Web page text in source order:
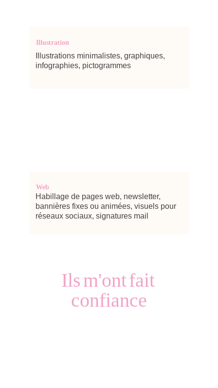
Illustrations minimalistes, graphiques,
infographies, pictogrammes
Illustration
Habillage de pages web, newsletter,
bannières fixes ou animées, visuels pour
réseaux sociaux, signatures mail
Web
Ilsm'ontfait
confiance